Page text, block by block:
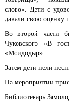
слово». Дети с
давали свою оценку
Во второй части
Чуковского «В
«Мойдодыр».
Затем дети пели
На мероприятии
Библиотекарь